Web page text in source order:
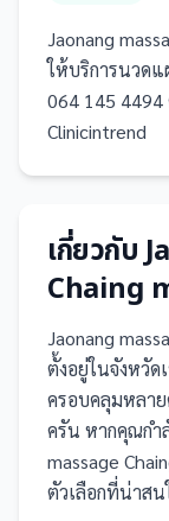
Jaonang
ให้บริการนวด
064 145
Clinicintrend
เกี่ยวกับ
Chaing
Jaonang
ตั้งอยู่ในจังหวัด
ครอบคลุมหลา
ครัน หากคุณกำ
massage
ตัวเลือกที่น่าสน